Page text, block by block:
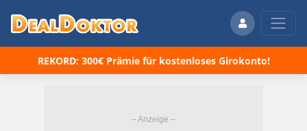
REKORD: 300€ Prämie für kostenloses Girokonto!